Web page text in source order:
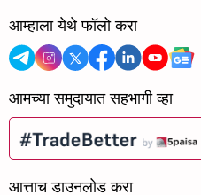
आम्हाला येथे फॉलो करा
आमच्या समुदायात सहभागी व्हा
आत्ताच डाउनलोड करा